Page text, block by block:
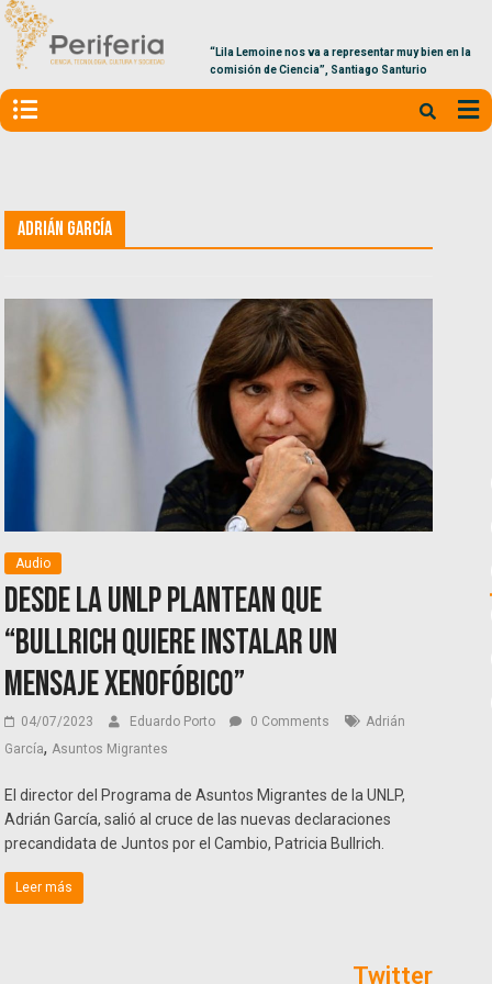
“Lila Lemoine nos va a representar muy bien en la
comisión de Ciencia”, Santiago Santurio
Adrián García
Audio
Desde la UNLP plantean que
“Bullrich quiere instalar un
mensaje xenofóbico”
04/07/2023 Eduardo Porto 0 Comments
Adrián
García, Asuntos Migrantes
El director del Programa de Asuntos Migrantes de la UNLP,
Adrián García, salió al cruce de las nuevas declaraciones
precandidata de Juntos por el Cambio, Patricia Bullrich.
Leer más
Twitter